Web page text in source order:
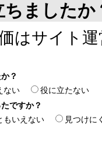
ちましたか
はサイト
？
ない
役に立たない
ですか？
もいえない 見つけに